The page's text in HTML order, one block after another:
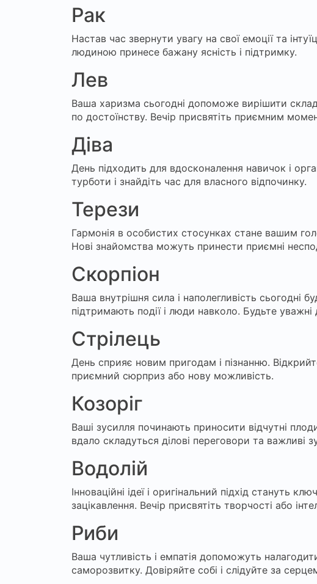
Рак
Настав час звернути увагу на свої емоції та
людиною принесе бажану ясність і підтримку.
Лев
Ваша харизма сьогодні допоможе вирішити
по достоїнству. Вечір присвятіть приємним
Діва
День підходить для вдосконалення навичок і
турботи і знайдіть час для власного відпочинку.
Терези
Гармонія в особистих стосунках стане вашим
Нові знайомства можуть принести приємні
Скорпіон
Ваша внутрішня сила і наполегливість сьогодні
підтримають події і люди навколо. Будьте уважні
Стрілець
День сприяє новим пригодам і пізнанню.
приємний сюрприз або нову можливість.
Козоріг
Ваші зусилля починають приносити відчутні
вдало складуться ділові переговори та важливі
Водолій
Інноваційні ідеї і оригінальний підхід стануть
зацікавлення. Вечір присвятіть творчості або
Риби
Ваша чутливість і емпатія допоможуть
саморозвитку. Довіряйте собі і слідуйте за